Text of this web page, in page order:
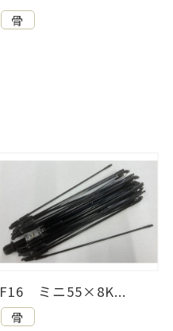
骨
F16 ミニ55×8K...
骨